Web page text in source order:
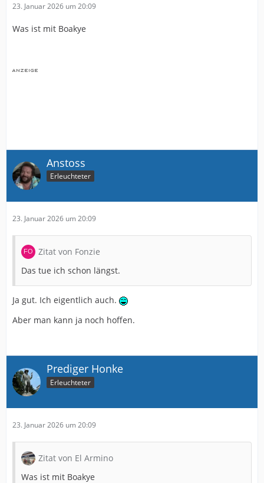
23. Januar 2026 um 20:09
Was ist mit Boakye
Anstoss
Erleuchteter
23. Januar 2026 um 20:09
Zitat von Fonzie
Das tue ich schon längst.
Ja gut. Ich eigentlich auch.
Aber man kann ja noch hoffen.
Prediger Honke
Erleuchteter
23. Januar 2026 um 20:09
Zitat von El Armino
Was ist mit Boakye